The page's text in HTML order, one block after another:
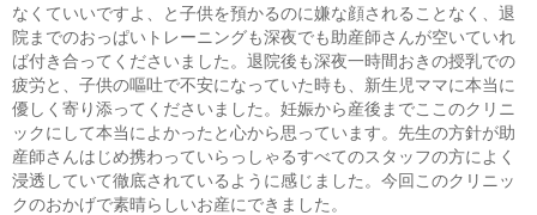
なくていいですよ、と子供を預かるのに嫌な顔されることなく、退
院までのおっぱいトレーニングも深夜でも助産師さんが空いていれ
ば付き合ってくださいました。退院後も深夜一時間おきの授乳での
疲労と、子供の嘔吐で不安になっていた時も、新生児ママに本当に
優しく寄り添ってくださいました。妊娠から産後までここのクリニ
ックにして本当によかったと心から思っています。先生の方針が助
産師さんはじめ携わっていらっしゃるすべてのスタッフの方によく
浸透していて徹底されているように感じました。今回このクリニッ
クのおかげで素晴らしいお産にできました。